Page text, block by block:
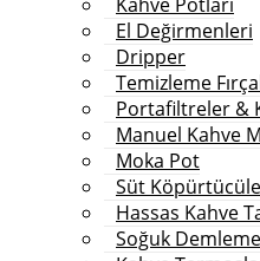
El Değirmenleri
Dripper
Temizleme
Portafiltreler &
Manuel Kahve
Moka Pot
Süt
Hassas Kahve
Soğuk